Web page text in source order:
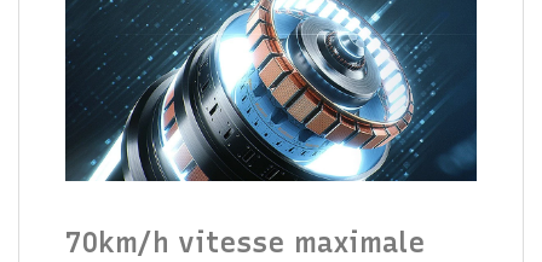
70km/h vitesse maximale